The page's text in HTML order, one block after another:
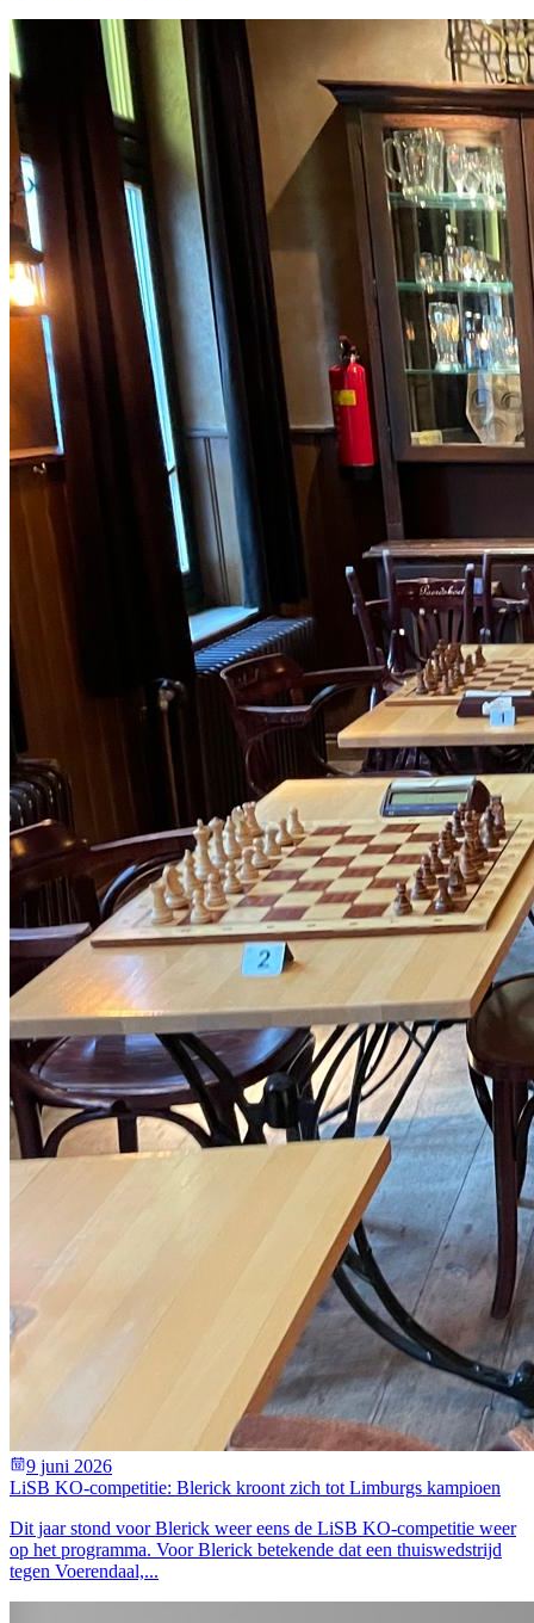
9 juni 2026
LiSB KO-competitie: Blerick kroont zich tot Limburgs kampioen
Dit jaar stond voor Blerick weer eens de LiSB KO-competitie weer
op het programma. Voor Blerick betekende dat een thuiswedstrijd
tegen Voerendaal,...